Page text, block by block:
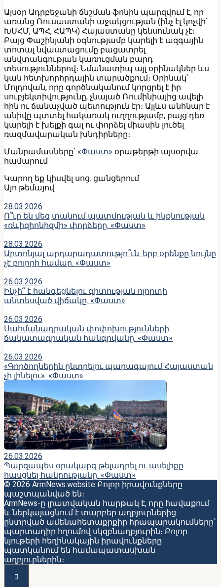
Այսօր Ադրբեջանի ճնշման ֆոնին պարզվում է, որ
առանց Ռուսաստանի աջակցության (ինչ էլ կոչվի՝
ԽՍՀՄ, ԱՊՀ, ՀԱՊԿ) Հայաստանը կենսունակ չէ։
Բայց Փաշինյանի օգնությամբ կարելի է ազգային
տոտալ նվաստացումը բացատրել
անվտանգության կառուցման բարդ
տեսություններով։ Նմանատիպ այլ օրինակներ ևս
կան հետխորհրդային տարածքում։ Օրինակ՝
Մոլդովան, որը գործնականում կորցրել է իր
սուբյեկտիվությունը, չնայած Ռումինիայից ավելի
հին ու ճանաչված պետություն էր։ Այլևս անհնար է
անիվը պտտել հակառակ ուղղությամբ, բայց դեռ
կարելի է խելքի գալ ու փորձել միասին լուծել
ռազմավարական խնդիրները։
Մանրամասները՝ «Փաստ» օրաթերթի այսօրվա
համարում
Կարող եք կիսվել սոց․ ցանցերում
Այո թեմայով
28.03.2026
Ո՞ւր են մեզ տանում պատմության և ինքնության
«ռևիզիոնիզմի» փորձերը. «Փաստ»
28.03.2026
Արտոնյալ արդարադատությո՞ւն. երբ օրենքը նույնը
չէ բոլորի համար. «Փաստ»
26.03.2026
Ինչի՞ է հանգեցնելու գիտության ոլորտի
անտեսված վիճակը. «Փաստ»
26.03.2026
Սահմանադրական փոփոխությունների
ճակատագրական հանգրվանը. «Փաստ»
26.03.2026
«Գործողներին ընտրելու պարագայում Հայաստան
չի լինելու». «Փաստ»
26.03.2026
Պարզապես օրակարգ թելադրել ու ասելիքը
հասցնել հանրությանը. «Փաստ»
© 2026 ArmNews.website Բոլոր իրավունքները
պաշտպանված են։
ArmNews-ը լրատվական հարթակ է, որը հավաքում
և ներկայացնում է տարբեր աղբյուրներից
ընտրված ամենահետաքրքիր հրապարակումները՝
պարտադիր հղումով սկզբնաղբյուրին։ Բոլոր
նյութերի հեղինակային իրավունքները
պատկանում են համապատասխան
աղբյուրներին։